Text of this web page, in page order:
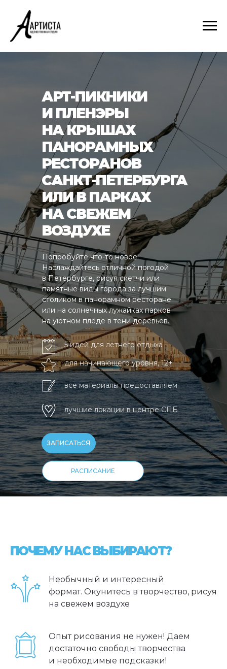
РАСПИСАНИЕ
ЗАПИСАТЬСЯ
для начинающего уровня, 12+
все материалы предоставляем
лучшие локации в центре СПБ
5 идей для летнего отдыха
Попробуйте что-то новое!
Наслаждайтесь отличной погодой
в Петербурге, рисуя скетчи или
памятные виды города за лучшим
столиком в панорамном ресторане
или на солнечных лужайках парков
на уютном пледе в тени деревьев.
АРТ-ПИКНИКИ
И ПЛЕНЭРЫ
НА КРЫШАХ
ПАНОРАМНЫХ
РЕСТОРАНОВ
САНКТ-ПЕТЕРБУРГА
ИЛИ В ПАРКАХ
НА СВЕЖЕМ
ВОЗДУХЕ
ПОЧЕМУ НАС ВЫБИРАЮТ?
Необычный и интересный
формат. Окунитесь в творчество, рисуя
на свежем воздухе
Опыт рисования не нужен! Даем
достаточно свободы творчества
и необходимые подсказки!